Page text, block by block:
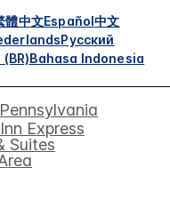
體中文Español中文
Русский
Bahasa Indonesia
Pennsylvania
Express
Suites